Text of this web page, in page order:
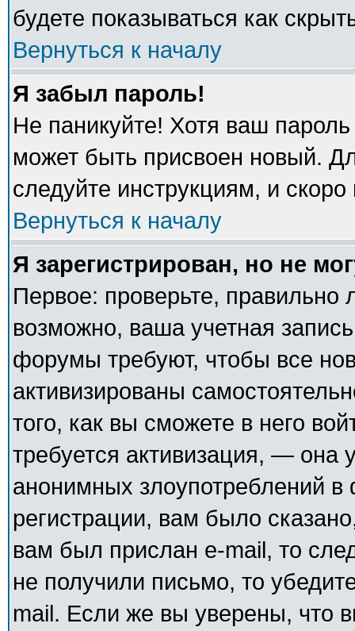
будете показываться как
Вернуться к началу
Я забыл пароль!
Не паникуйте! Хотя ваш
может быть присвоен новый.
следуйте инструкциям, и
Вернуться к началу
Я зарегистрирован, но не
Первое: проверьте,
возможно, ваша учетная
форумы требуют, чтобы все
активизированы
того, как вы сможете в него
требуется активизация, — она
анонимных злоупотреблений
регистрации, вам было
вам был прислан e-mail, то
не получили письмо, то
mail. Если же вы уверены, что